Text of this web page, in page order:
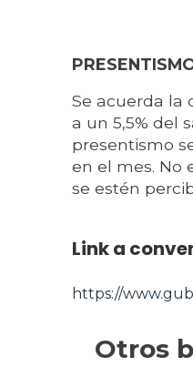
Se acuerda la
a un 5,5% del
presentismo
en el mes. No
se estén
Link a
https://
Otros